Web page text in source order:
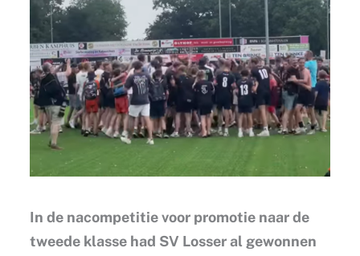
In de nacompetitie voor promotie naar de
tweede klasse had SV Losser al gewonnen